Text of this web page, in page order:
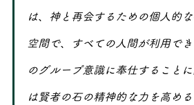
は、神と再会するための個人的
空間で、すべての人間が利用で
のグループ意識に奉仕すること
は賢者の石の精神的な力を高め